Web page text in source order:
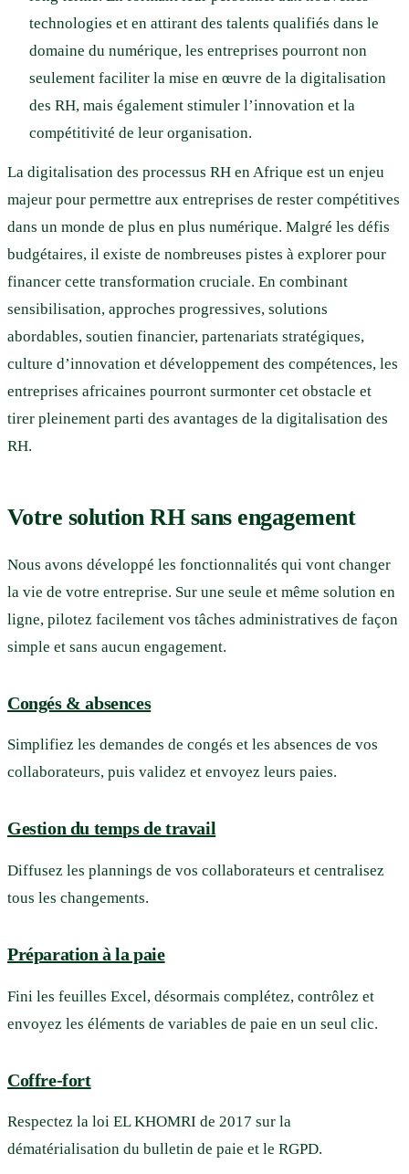
technologies et en attirant des talents qualifiés dans le
domaine du numérique, les entreprises pourront non
seulement faciliter la mise en œuvre de la digitalisation
des RH, mais également stimuler l’innovation et la
compétitivité de leur organisation.
La digitalisation des processus RH en Afrique est un enjeu
majeur pour permettre aux entreprises de rester compétitives
dans un monde de plus en plus numérique. Malgré les défis
budgétaires, il existe de nombreuses pistes à explorer pour
financer cette transformation cruciale. En combinant
sensibilisation, approches progressives, solutions
abordables, soutien financier, partenariats stratégiques,
culture d’innovation et développement des compétences, les
entreprises africaines pourront surmonter cet obstacle et
tirer pleinement parti des avantages de la digitalisation des
RH.
Votre solution RH sans engagement
Nous avons développé les fonctionnalités qui vont changer
la vie de votre entreprise. Sur une seule et même solution en
ligne, pilotez facilement vos tâches administratives de façon
simple et sans aucun engagement.
Congés & absences
Simplifiez les demandes de congés et les absences de vos
collaborateurs, puis validez et envoyez leurs paies.
Gestion du temps de travail
Diffusez les plannings de vos collaborateurs et centralisez
tous les changements.
Préparation à la paie
Fini les feuilles Excel, désormais complétez, contrôlez et
envoyez les éléments de variables de paie en un seul clic.
Coffre-fort
Respectez la loi EL KHOMRI de 2017 sur la
dématérialisation du bulletin de paie et le RGPD.